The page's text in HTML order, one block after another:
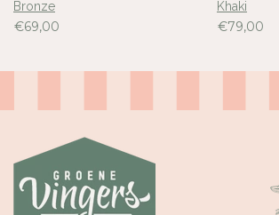
Bronze
€69,00
Khaki
€79,00
Inloggen vereist
Login